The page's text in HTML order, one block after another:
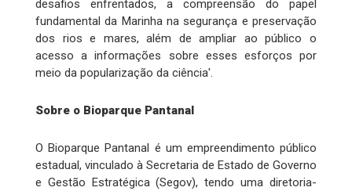
desafios enfrentados, a compreensão do papel
fundamental da Marinha na segurança e preservação
dos rios e mares, além de ampliar ao público o
acesso a informações sobre esses esforços por
meio da popularização da ciência'.
Sobre o Bioparque Pantanal
O Bioparque Pantanal é um empreendimento público
estadual, vinculado à Secretaria de Estado de Governo
e Gestão Estratégica (Segov), tendo uma diretoria-